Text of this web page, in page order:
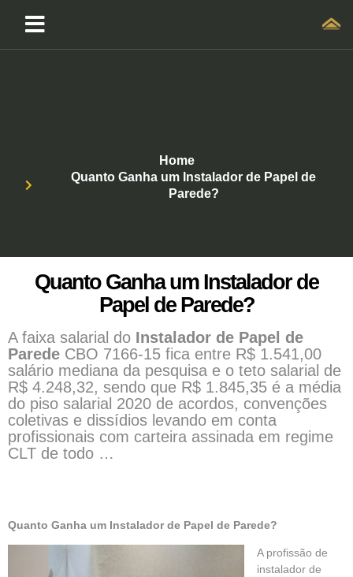
Home
Quanto Ganha um Instalador de Papel de
Parede?
Quanto Ganha um Instalador de
Papel de Parede?
A faixa salarial do Instalador de Papel de
Parede CBO 7166-15 fica entre R$ 1.541,00
salário mediana da pesquisa e o teto salarial de
R$ 4.248,32, sendo que R$ 1.845,35 é a média
do piso salarial 2020 de acordos, convenções
coletivas e dissídios levando em conta
profissionais com carteira assinada em regime
CLT de todo …
Quanto Ganha um Instalador de Papel de Parede?
A profissão de
instalador de